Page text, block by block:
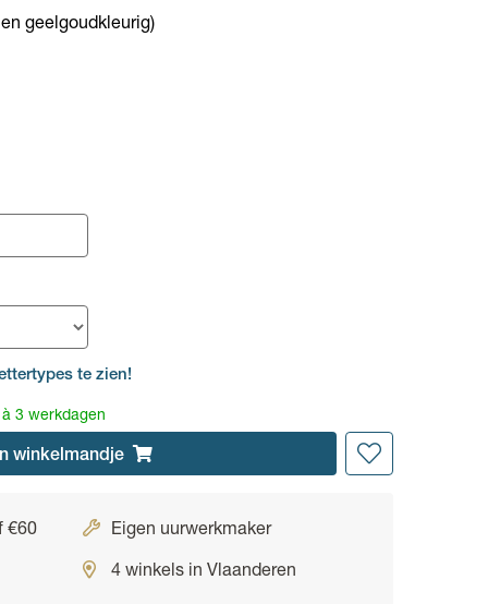
geelgoudkleurig)
te zien!
3 werkdagen
winkelmandje
€60 Eigen uurwerkmaker
4 winkels in Vlaanderen